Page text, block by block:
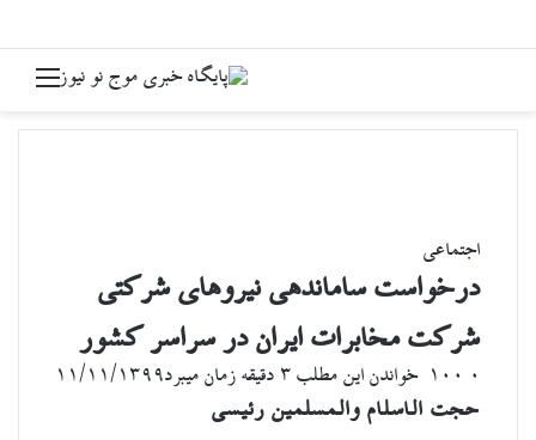
منو
اجتماعی
درخواست ساماندهی نیروهای شرکتی
شرکت مخابرات ایران در سراسر کشور
۱۱/۱۱/۱۳۹۹ ۰ خواندن این مطلب 3 دقیقه زمان میبرد
حجت الاسلام والمسلمین رئیسی